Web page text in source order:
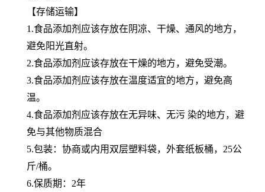
【存储运输】
1.食品添加剂应该存放在阴凉、干燥、通风的地方，
避免阳光直射。
2.食品添加剂应该存放在干燥的地方，避免受潮。
3.食品添加剂应该存放在温度适宜的地方，避免高
温。
4.食品添加剂应该存放在无异味、无污 染的地方，避
免与其他物质混合
5.包装：协商或内用双层塑料袋，外套纸板桶，25公
斤/桶。
6.保质期：2年